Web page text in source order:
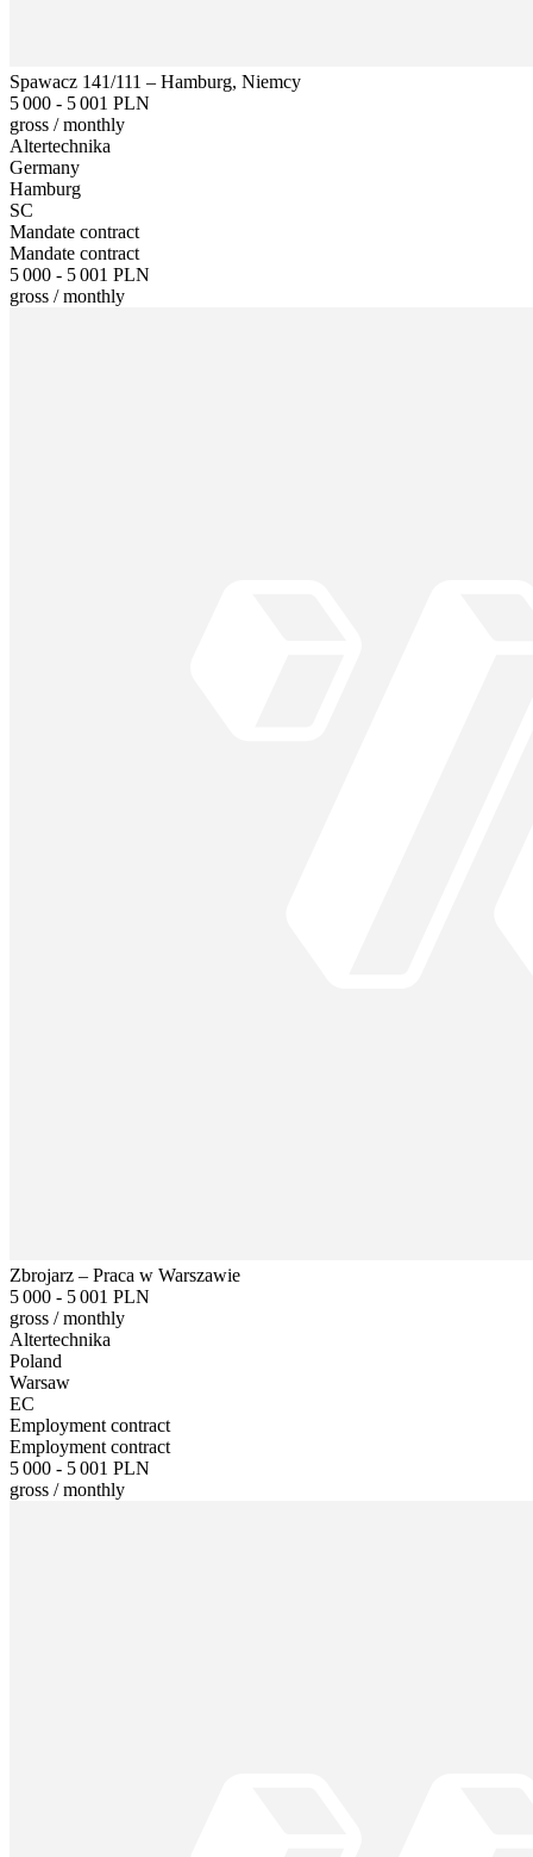
Spawacz 141/111 – Hamburg, Niemcy
5 000 - 5 001 PLN
gross /monthly
Altertechnika
Germany
Hamburg
SC
Mandate contract
Mandate contract
5 000 - 5 001 PLN
gross /monthly
Zbrojarz – Praca w Warszawie
5 000 - 5 001 PLN
gross /monthly
Altertechnika
Poland
Warsaw
EC
Employment contract
Employment contract
5 000 - 5 001 PLN
gross /monthly